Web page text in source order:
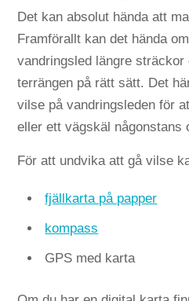
Det kan absolut hända att
Framförallt kan det hända
vandringsled längre
terrängen på rätt sätt. Det
vilse på vandringsleden för
eller ett vägskäl någonstans
För att undvika att gå vilse
fjällkarta på papper
kompass
GPS med karta